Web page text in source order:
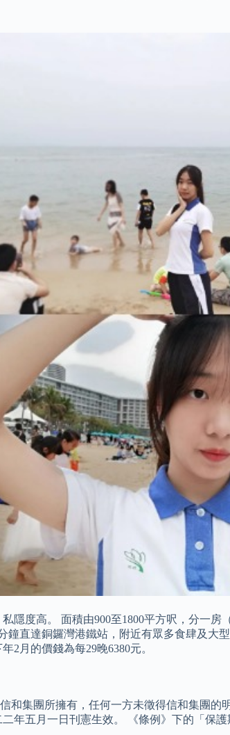
隱度高。 面積由900至1800平方呎，分一
鐘直達銅鑼灣港鐵站，附近有眾多食肆及
2月的價錢為每29晚6380元。
和集團所擁有，任何一方未徵得信和集團
年五月一日刊憲生效。 《條例》下的「保